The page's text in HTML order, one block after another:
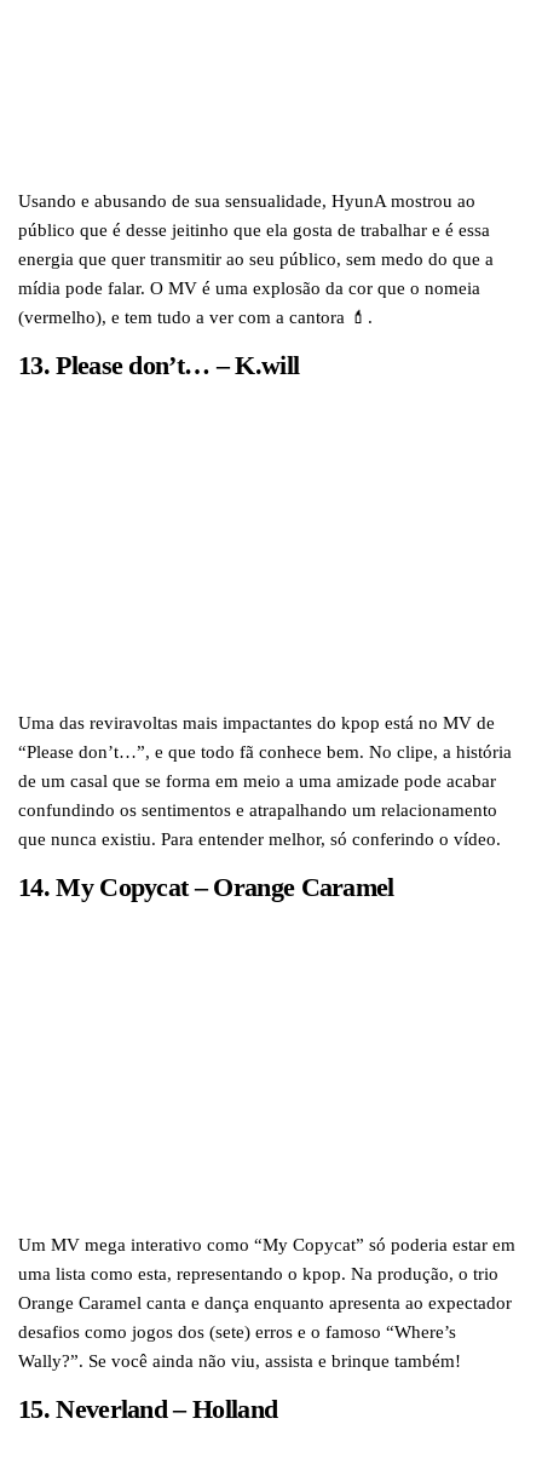
Usando e abusando de sua sensualidade, HyunA mostrou ao
público que é desse jeitinho que ela gosta de trabalhar e é essa
energia que quer transmitir ao seu público, sem medo do que a
mídia pode falar. O MV é uma explosão da cor que o nomeia
(vermelho), e tem tudo a ver com a cantora 💄.
13. Please don’t… – K.will
Uma das reviravoltas mais impactantes do kpop está no MV de
“Please don’t…”, e que todo fã conhece bem. No clipe, a história
de um casal que se forma em meio a uma amizade pode acabar
confundindo os sentimentos e atrapalhando um relacionamento
que nunca existiu. Para entender melhor, só conferindo o vídeo.
14. My Copycat – Orange Caramel
Um MV mega interativo como “My Copycat” só poderia estar em
uma lista como esta, representando o kpop. Na produção, o trio
Orange Caramel canta e dança enquanto apresenta ao expectador
desafios como jogos dos (sete) erros e o famoso “Where’s
Wally?”. Se você ainda não viu, assista e brinque também!
15. Neverland – Holland